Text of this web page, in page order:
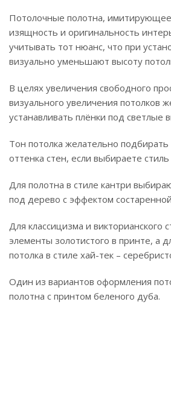
Потолочные полотна,
изящность и оригинальность
учитывать тот нюанс, что при
визуально уменьшают высоту
В целях увеличения свободного
визуального увеличения потолков
устанавливать плёнки под светлые
Тон потолка желательно подбирать
оттенка стен, если выбираете
Для полотна в стиле кантри
под дерево с эффектом
Для классицизма и викторианского
элементы золотистого в принте, а
потолка в стиле хай-тек –
Один из вариантов оформления
полотна с принтом беленого дуба.